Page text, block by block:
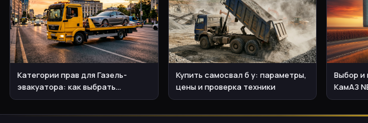
Категории прав для Газель-
эвакуатора: как выбрать
спецтехнику правильно
Купить самосвал б у: параметры,
цены и проверка техники
Выбор и
КамАЗ